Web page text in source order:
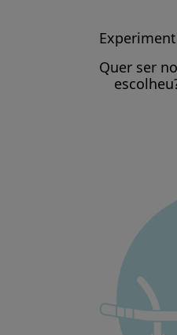
Quer ser